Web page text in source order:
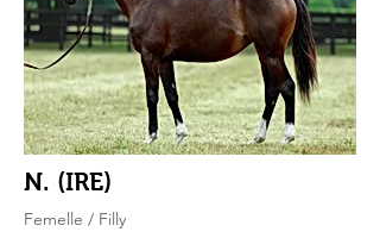
N. (IRE)
Femelle / Filly